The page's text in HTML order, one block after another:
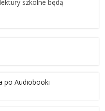
szkolne będą
po Audiobooki